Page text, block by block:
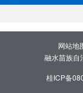
网站地
融水苗族自
桂ICP备